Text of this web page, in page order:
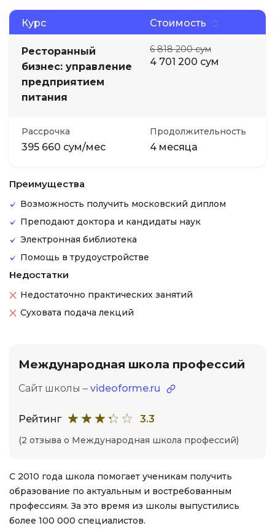
Курс Стоимость
Ресторанный
бизнес: управление
предприятием
питания
6 818 200 сум
4 701 200 сум
Рассрочка
395 660 сум/мес
Продолжительность
4 месяца
Преимущества
Возможность получить московский диплом
Преподают доктора и кандидаты наук
Электронная библиотека
Помощь в трудоустройстве
Недостатки
Недостаточно практических занятий
Суховата подача лекций
Международная школа профессий
Сайт школы – videoforme.ru
Рейтинг 3.3
(2 отзыва о Международная школа профессий)
С 2010 года школа помогает ученикам получить
образование по актуальным и востребованным
профессиям. За это время из школы выпустились
более 100 000 специалистов.